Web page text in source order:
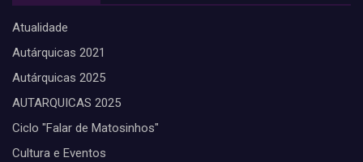
Atualidade
Autárquicas 2021
Autárquicas 2025
AUTARQUICAS 2025
Ciclo "Falar de Matosinhos"
Cultura e Eventos